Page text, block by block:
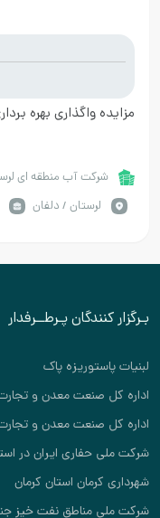
مزایده واگذاری بهره
شرکت آب منطقه ای
لرستان / دلفان
بـرگزار کنندگان پـرطــرفدار
لبنیات پاستوریزه پاک
اداره کل صنعت معدن و
اداره کل صنعت معدن و تجارت
شرکت ملی حفاری ایران در
شهرداری کرمان استان کرمان
شرکت ملی مناطق نفت خیز